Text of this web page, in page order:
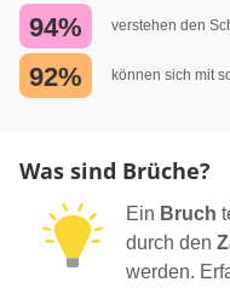
94% verstehen den
92% können sich mit
Was sind Brüche?
Ein Bruch
durch den
werden.